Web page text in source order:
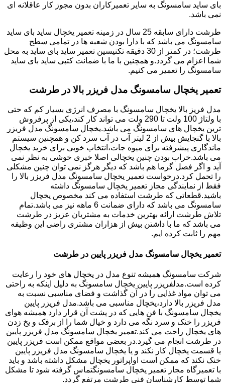
بای ساید سامسونگ به سایر تعمیرکاران بدون مجوز کار عاقلانه ای
نمی باشد.
طرشت دارای سابقه 25 سال در زمینه تعمیر یخچال ساید بای ساید
سامسونگ می باشد که با دارا بودن شعبه ها در تمامی سطح
طرشت؛ در کمتر از 30 دقیقه تکنیسین تعمیر ساید بای ساید به محل
شما اعزام می گردد.و همچنین با ما با ضمانت کتبی ساید بای ساید
سامسونگ را تعمیر می کنیم.
تعمیر یخچال سامسونگ مدل فریزر بالا در طرشت
مدل فریز بالا یخچال سامسونگ با مصرف انرژی بسیار کم که حتی
با ولتاژ 100 ولت تا 290 ولت می تواند کار کند،یکی از پرفروش
ترین یخچال های سامسونگ می باشد.یخچال سامسونگ مدل فریزر
بالا با گنجایش بیش از 2 لیتر آب در آب سرد کن و همچنین سیستم
ماندگاری پیشرفته برای میوه جات،انتخاب خوبی برای خرید یخچال
می باشد.خراب بودن چنین یخچالی اصلا خبری خوشی به نظر نمی
آید و اگر فصل گرما هم باشد که دیگر هرگز نمی توان چنین مشکلی
را تحمل کرد.درخواست تعمیر یخچال سامسونگ مدل فریزر بالا را
فقط از نمایندگی مجاز تعمیر یخچال سامسونگ داشته
باشید.قطعاتی که طرشت استفاده می کند مخصوص یخچال
سامسونگ می باشد که دارای ضمانت 6 ماهه نیز می باشد.تمام
تلاش طرشت ارائه بهترین خدمات به مشتریان عزیز در طرشت
می باشد که ما با داشتن بیش از هزاران مشتری راضی این وظیفه
مهم را ثابت کرده ایم.
تعمیر یخچال سامسونگ مدل فریزر پایین در طرشت
شرکت سامسونگ همیشه تنوع مدل در یخچال های خود را رعایت
کرده است.مدلفریزر پایین یخچال سامسونگ به دلیل اینکه به راحتی
می توان مواد غذایی را در آن گذاشت و فضای مناسبی نسبت به
مدل فریزر بالا دارد،یخچال مناسبی می باشد.مدل فریزر پایین
یخچال سامسونگ با فن هایی که در پشت آن قرار دارد همیشه هوای
فریزر را خنک و سرد نگه می دارد و خیال شما را از برفک و یخ زدن
های یخچال راحت می کند.تعمیر یخچال سامسونگ مدل فریزر پایین
در طرشت انجام می گیرد.در بعضی مواقع ممکن است فریزر پایین
یا قسمت یخچال کار نکند و یا یخچال سامسونگ مدل فریزر پایین
خنک نکند که ممکن است اواپراتور یخچال مشکل داشته باشد و باید
با تعمیرگاه مجاز تعمیر یخچال سامسونگتماس گرفته شود تا مشکل
شما توسط کارشناسان فنی طرشت مرتفع گردد.